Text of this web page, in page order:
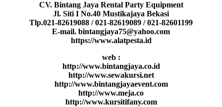
CV. Bintang Jaya Rental Party Equipment
Jl. Siti I No.40 Mustikajaya Bekasi
Tlp.021-82619088 / 021-82619089 / 021-82601199
E-mail. bintangjaya75@yahoo.com
https://www.alatpesta.id
web :
http://www.bintangjaya.co.id
http://www.sewakursi.net
http://www.bintangjayaevent.com
http://www.meja.co
http://www.kursitifany.com